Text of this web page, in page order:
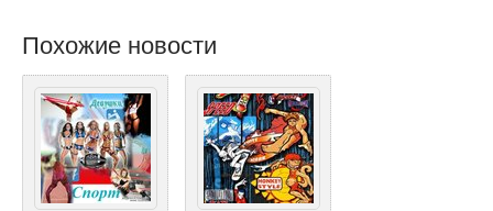
Похожие новости